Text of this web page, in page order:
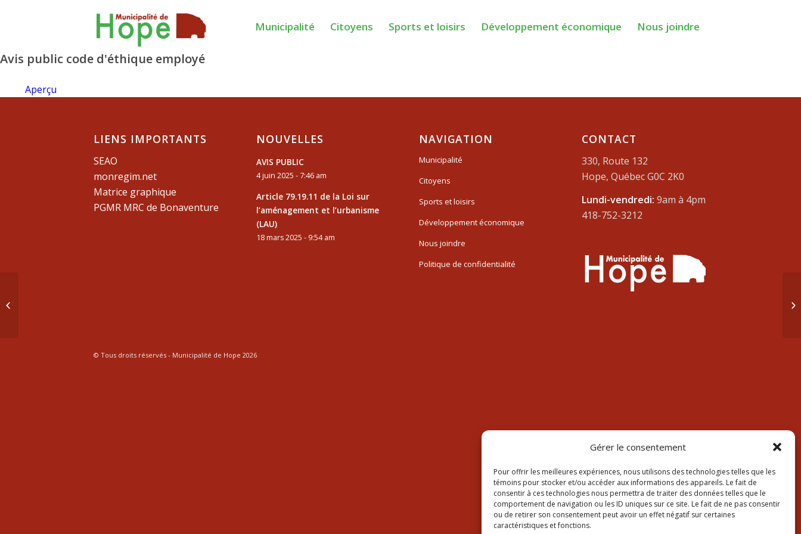
Gérer le consentement
Pour offrir les meilleures expériences, nous utilisons des technologies telles que les
témoins pour stocker et/ou accéder aux informations des appareils. Le fait de
consentir à ces technologies nous permettra de traiter des données telles que le
comportement de navigation ou les ID uniques sur ce site. Le fait de ne pas consentir
ou de retirer son consentement peut avoir un effet négatif sur certaines
caractéristiques et fonctions.
Municipalité Citoyens Sports et loisirs Développement économique Nous joindre
Avis public code d'éthique employé
Aperçu
LIENS IMPORTANTS
SEAO
monregim.net
Matrice graphique
PGMR MRC de Bonaventure
NOUVELLES
AVIS PUBLIC
4 juin 2025 - 7:46 am
Article 79.19.11 de la Loi sur
l’aménagement et l’urbanisme
(LAU)
18 mars 2025 - 9:54 am
NAVIGATION
Municipalité
Citoyens
Sports et loisirs
Développement économique
Nous joindre
Politique de confidentialité
CONTACT
330, Route 132
Hope, Québec G0C 2K0
Lundi-vendredi: 9am à 4pm
418-752-3212
© Tous droits réservés - Municipalité de Hope 2026
5